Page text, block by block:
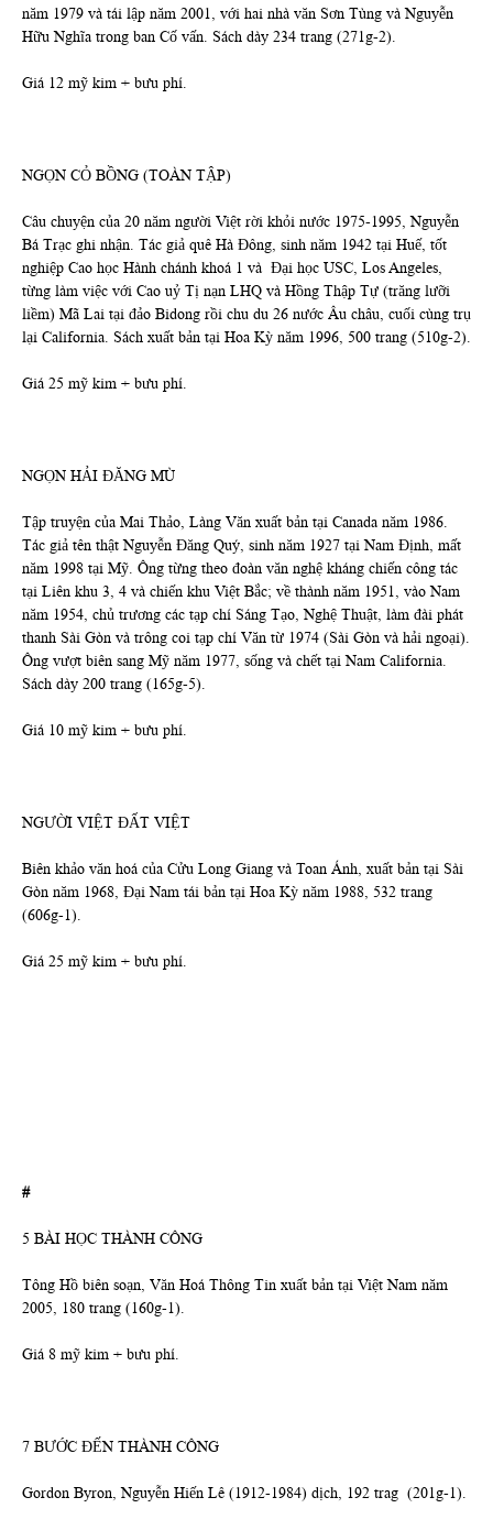
năm 1979 và tái lập năm 2001, với hai nhà văn Sơn Tùng và Nguyễn
Hữu Nghĩa trong ban Cố vấn. Sách dày 234 trang (271g-2).
Giá 12 mỹ kim + bưu phí.
NGỌN CỎ BỒNG (TOÀN TẬP)
Câu chuyện của 20 năm người Việt rời khỏi nước 1975-1995, Nguyễn
Bá Trạc ghi nhận. Tác giả quê Hà Đông, sinh năm 1942 tại Huế, tốt
nghiệp Cao học Hành chánh khoá 1 và Đại học USC, Los Angeles,
từng làm việc với Cao uỷ Tị nạn LHQ và Hồng Thập Tự (trăng lưỡi
liềm) Mã Lai tại đảo Bidong rồi chu du 26 nước Âu châu, cuối cùng trụ
lại California. Sách xuất bản tại Hoa Kỳ năm 1996, 500 trang (510g-2).
Giá 25 mỹ kim + bưu phí.
NGỌN HẢI ĐĂNG MÙ
Tập truyện của Mai Thảo, Làng Văn xuất bản tại Canada năm 1986.
Tác giả tên thật Nguyễn Đăng Quý, sinh năm 1927 tại Nam Định, mất
năm 1998 tại Mỹ. Ông từng theo đoàn văn nghệ kháng chiến công tác
tại Liên khu 3, 4 và chiến khu Việt Bắc; về thành năm 1951, vào Nam
năm 1954, chủ trương các tạp chí Sáng Tạo, Nghệ Thuật, làm đài phát
thanh Sài Gòn và trông coi tạp chí Văn từ 1974 (Sài Gòn và hải ngoại).
Ông vượt biên sang Mỹ năm 1977, sống và chết tại Nam California.
Sách dày 200 trang (165g-5).
Giá 10 mỹ kim + bưu phí.
NGƯỜI VIỆT ĐẤT VIỆT
Biên khảo văn hoá của Cửu Long Giang và Toan Ánh, xuất bản tại Sài
Gòn năm 1968, Đại Nam tái bản tại Hoa Kỳ năm 1988, 532 trang
(606g-1).
Giá 25 mỹ kim + bưu phí.
#
5 BÀI HỌC THÀNH CÔNG
Tông Hồ biên soạn, Văn Hoá Thông Tin xuất bản tại Việt Nam năm
2005, 180 trang (160g-1).
Giá 8 mỹ kim + bưu phí.
7 BƯỚC ĐẾN THÀNH CÔNG
Gordon Byron, Nguyễn Hiến Lê (1912-1984) dịch, 192 trag (201g-1).